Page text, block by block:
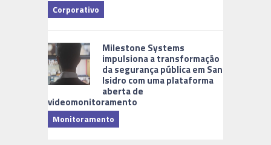
Corporativo
Milestone Systems
impulsiona a transformação
da segurança pública em San
Isidro com uma plataforma
aberta de
videomonitoramento
Monitoramento